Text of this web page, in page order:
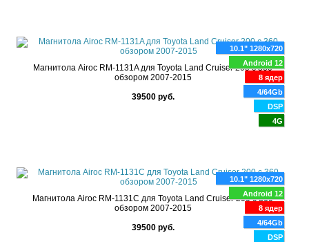
10.1" 1280x720
Android 12
8 ядер
4/64Gb
DSP
4G
Магнитола Airoc RМ-1131A для Toyota Land Cruiser 200 с 360
обзором 2007-2015
39500 руб.
10.1" 1280x720
Android 12
8 ядер
4/64Gb
DSP
Магнитола Airoc RМ-1131C для Toyota Land Cruiser 200 с 360
обзором 2007-2015
39500 руб.